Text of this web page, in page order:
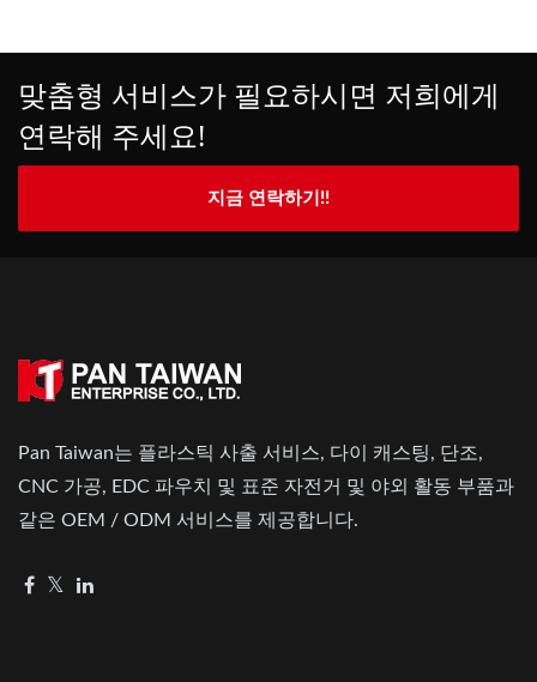
맞춤형 서비스가 필요하시면 저희에게
연락해 주세요!
지금 연락하기!!
Pan Taiwan는 플라스틱 사출 서비스, 다이 캐스팅, 단조,
CNC 가공, EDC 파우치 및 표준 자전거 및 야외 활동 부품과
같은 OEM / ODM 서비스를 제공합니다.